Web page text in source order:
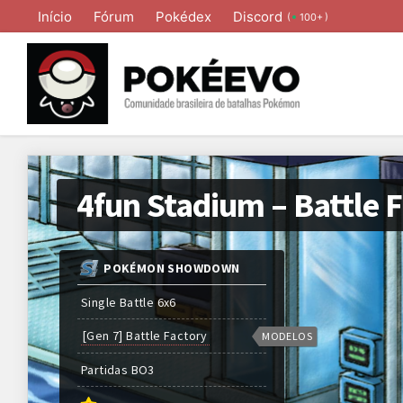
Início Fórum Pokédex Discord ( 100+ )
4fun Stadium – Battle
POKÉMON SHOWDOWN
Single Battle 6x6
[Gen 7] Battle Factory
Partidas BO3
MODELOS